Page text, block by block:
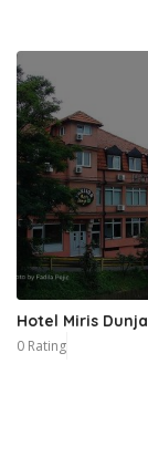
Hotel Miris Dunja
0 Rating